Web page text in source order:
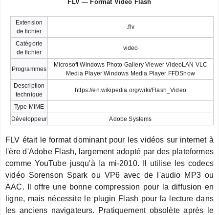
FLV — Format Vidéo Flash
Extension
de fichier
.flv
Catégorie
de fichier
video
Programmes
Microsoft Windows Photo Gallery Viewer VideoLAN VLC
Media Player Windows Media Player FFDShow
Description
technique
https://en.wikipedia.org/wiki/Flash_Video
Type MIME
Développeur
Adobe Systems
FLV était le format dominant pour les vidéos sur internet à
l'ère d'Adobe Flash, largement adopté par des plateformes
comme YouTube jusqu'à la mi-2010. Il utilise les codecs
vidéo Sorenson Spark ou VP6 avec de l'audio MP3 ou
AAC. Il offre une bonne compression pour la diffusion en
ligne, mais nécessite le plugin Flash pour la lecture dans
les anciens navigateurs. Pratiquement obsolète après le